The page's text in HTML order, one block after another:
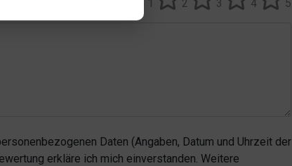
5
4
3
2
1
Daten (Angaben, Datum und Uhrzeit der
erkläre ich mich einverstanden. Weitere